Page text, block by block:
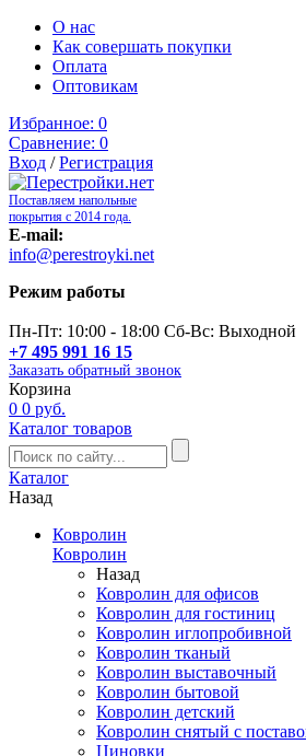
О нас
Как совершать покупки
Оплата
Оптовикам
Избранное: 0
Сравнение: 0
Вход /Регистрация
Поставляем напольные
покрытия с 2014 года.
E-mail:
info@perestroyki.net
Режим работы
Пн-Пт: 10:00 - 18:00 Сб-Вс: Выходной
+7 495 991 16 15
Заказать обратный звонок
Корзина
0 0 руб.
Каталог товаров
Каталог
Назад
Ковролин
Ковролин
Назад
Ковролин для офисов
Ковролин для гостиниц
Ковролин иглопробивной
Ковролин тканый
Ковролин выставочный
Ковролин бытовой
Ковролин детский
Ковролин снятый с
Циновки